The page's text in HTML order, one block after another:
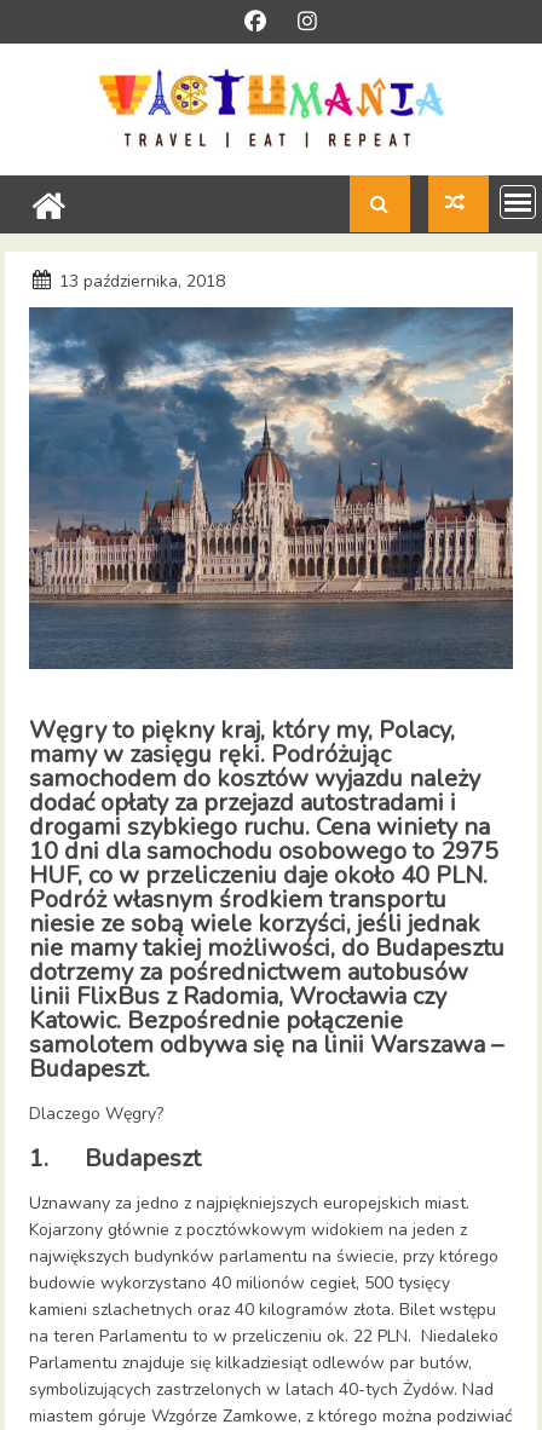
to
13 października, 2018
Węgry to piękny kraj, który my, Polacy,
mamy w zasięgu ręki. Podróżując
samochodem do kosztów wyjazdu należy
dodać opłaty za przejazd autostradami i
drogami szybkiego ruchu. Cena winiety na
10 dni dla samochodu osobowego to 2975
HUF, co w przeliczeniu daje około 40 PLN.
Podróż własnym środkiem transportu
niesie ze sobą wiele korzyści, jeśli jednak
nie mamy takiej możliwości, do Budapesztu
dotrzemy za pośrednictwem autobusów
linii FlixBus z Radomia, Wrocławia czy
Katowic. Bezpośrednie połączenie
samolotem odbywa się na linii Warszawa –
Budapeszt.
Dlaczego Węgry?
1. Budapeszt
Uznawany za jedno z najpiękniejszych europejskich miast.
Kojarzony głównie z pocztówkowym widokiem na jeden z
największych budynków parlamentu na świecie, przy którego
budowie wykorzystano 40 milionów cegieł, 500 tysięcy
kamieni szlachetnych oraz 40 kilogramów złota. Bilet wstępu
na teren Parlamentu to w przeliczeniu ok. 22 PLN. Niedaleko
Parlamentu znajduje się kilkadziesiąt odlewów par butów,
symbolizujących zastrzelonych w latach 40-tych Żydów. Nad
miastem góruje Wzgórze Zamkowe, z którego można podziwiać